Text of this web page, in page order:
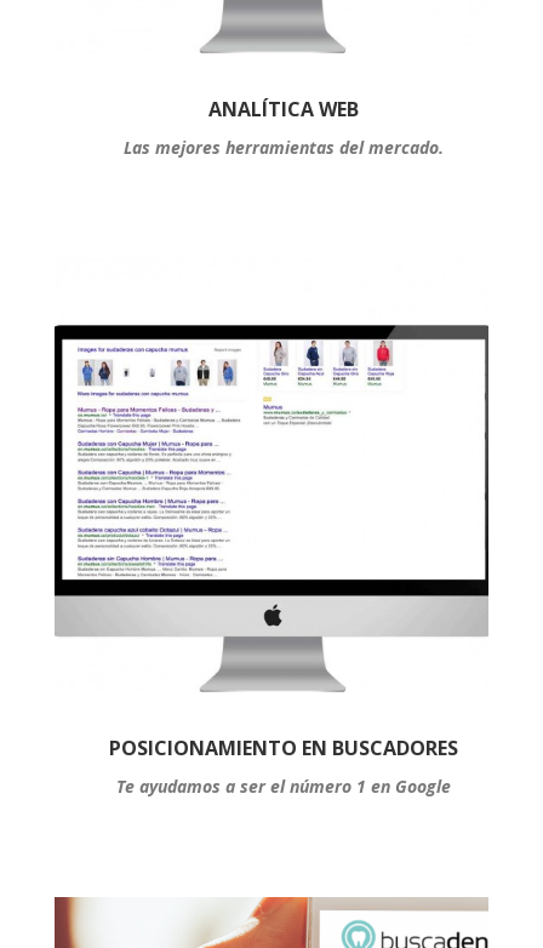
ANALÍTICA WEB
Las mejores herramientas del mercado.
POSICIONAMIENTO EN BUSCADORES
Te ayudamos a ser el número 1 en Google